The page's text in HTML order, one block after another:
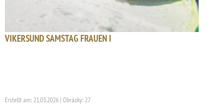
VIKERSUND SAMSTAG FRAUEN I
Erstellt am: 21.03.2026 | Obrázky: 27